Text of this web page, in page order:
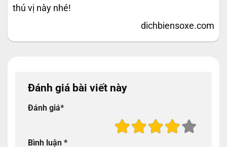
thú vị này nhé!
dichbiensoxe.com
Đánh giá bài viết này
Đánh giá*
Bình luận *